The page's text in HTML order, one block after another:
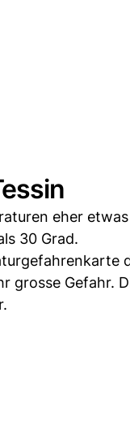
eher
30 Grad.
grosse Gefahr.